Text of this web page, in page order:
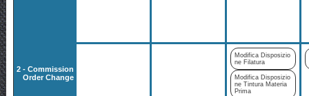
2 - Commission
Order Change
Modifica Disposizio
ne Filatura
Modifica Disposizio
ne Tintura Materia
Prima